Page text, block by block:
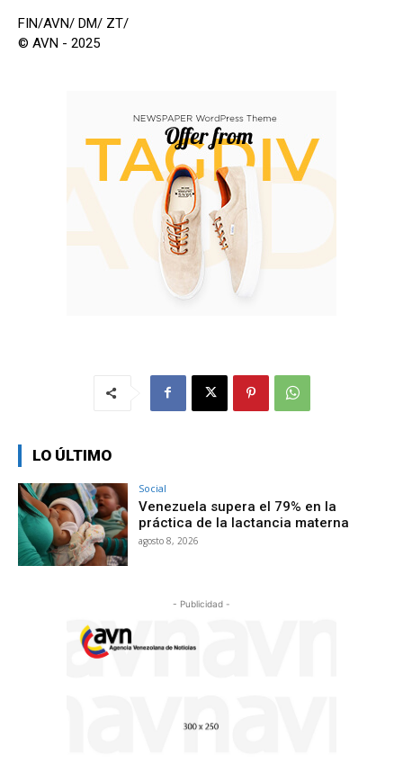
FIN/AVN/ DM/ ZT/
© AVN - 2025
LO ÚLTIMO
Social
Venezuela supera el 79% en la
práctica de la lactancia materna
agosto 8, 2026
- Publicidad -